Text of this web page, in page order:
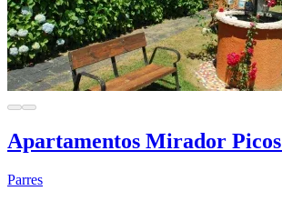
Apartamentos Mirador
Parres